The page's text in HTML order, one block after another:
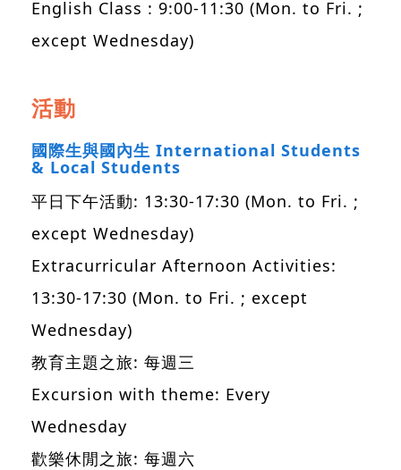
English Class : 9:00-11:30 (Mon. to Fri. ;
except Wednesday)
活動
國際生與國內生 International Students
& Local Students
平日下午活動: 13:30-17:30 (Mon. to Fri. ;
except Wednesday)
Extracurricular Afternoon Activities:
13:30-17:30 (Mon. to Fri. ; except
Wednesday)
教育主題之旅: 每週三
Excursion with theme: Every
Wednesday
歡樂休閒之旅: 每週六